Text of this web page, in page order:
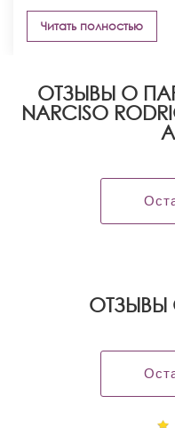
Читать полностью
ОТЗЫВЫ О
NARCISO